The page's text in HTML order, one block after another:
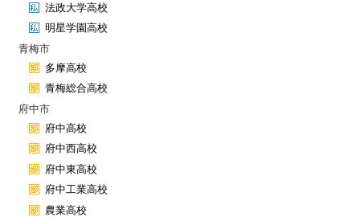
法政大学高校
明星学園高校
青梅市
多摩高校
青梅総合高校
府中市
府中高校
府中西高校
府中東高校
府中工業高校
農業高校